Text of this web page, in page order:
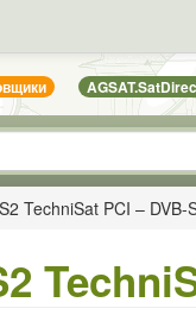
TechniSat PCI – DVB-